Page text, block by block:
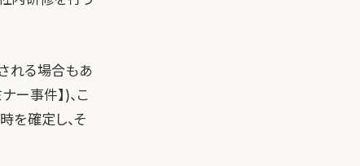
れる場合もあ
ー事件】)、こ
を確定し、そ